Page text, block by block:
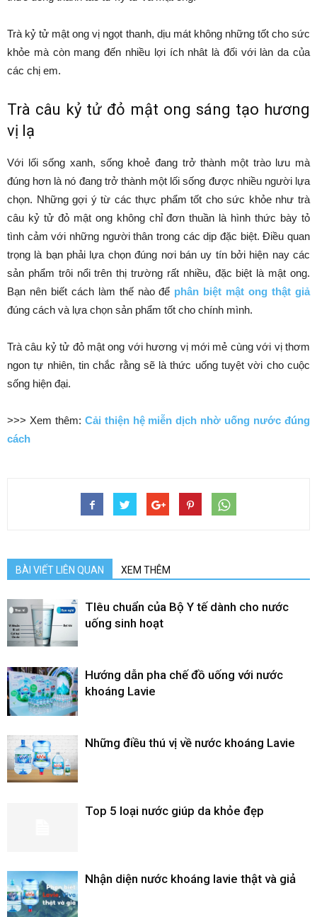
Trà kỷ tử mật ong vị ngọt thanh, dịu mát không những tốt cho sức
khỏe mà còn mang đến nhiều lợi ích nhât là đối với làn da của
các chị em.
Trà câu kỷ tử đỏ mật ong sáng tạo hương
vị lạ
Với lối sống xanh, sống khoẻ đang trở thành một trào lưu mà
đúng hơn là nó đang trở thành một lối sống được nhiều người lựa
chọn. Những gợi ý từ các thực phẩm tốt cho sức khỏe như trà
câu kỷ tử đỏ mật ong không chỉ đơn thuần là hình thức bày tỏ
tình cảm với những người thân trong các dịp đặc biệt. Điều quan
trọng là bạn phải lựa chọn đúng nơi bán uy tín bởi hiện nay các
sản phẩm trôi nổi trên thị trường rất nhiều, đặc biệt là mật ong.
Bạn nên biết cách làm thế nào để phân biệt mật ong thật giả
đúng cách và lựa chọn sản phẩm tốt cho chính mình.
Trà câu kỷ tử đỏ mật ong với hương vị mới mẻ cùng với vị thơm
ngon tự nhiên, tin chắc rằng sẽ là thức uống tuyệt vời cho cuộc
sống hiện đại.
>>> Xem thêm: Cải thiện hệ miễn dịch nhờ uống nước đúng
cách
BÀI VIẾT LIÊN QUAN XEM THÊM
TIêu chuẩn của Bộ Y tế dành cho nước
uống sinh hoạt
Hướng dẫn pha chế đồ uống với nước
khoáng Lavie
Những điều thú vị về nước khoáng Lavie
Top 5 loại nước giúp da khỏe đẹp
Nhận diện nước khoáng lavie thật và giả